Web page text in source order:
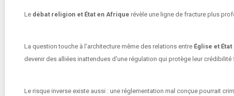
Le débat religion et État en Afrique révèle une ligne de fracture plus
La question touche à l'architecture même des relations entre Église et
devenir des alliées inattendues d'une régulation qui protège leur
Le risque inverse existe aussi : une réglementation mal conçue pourrait